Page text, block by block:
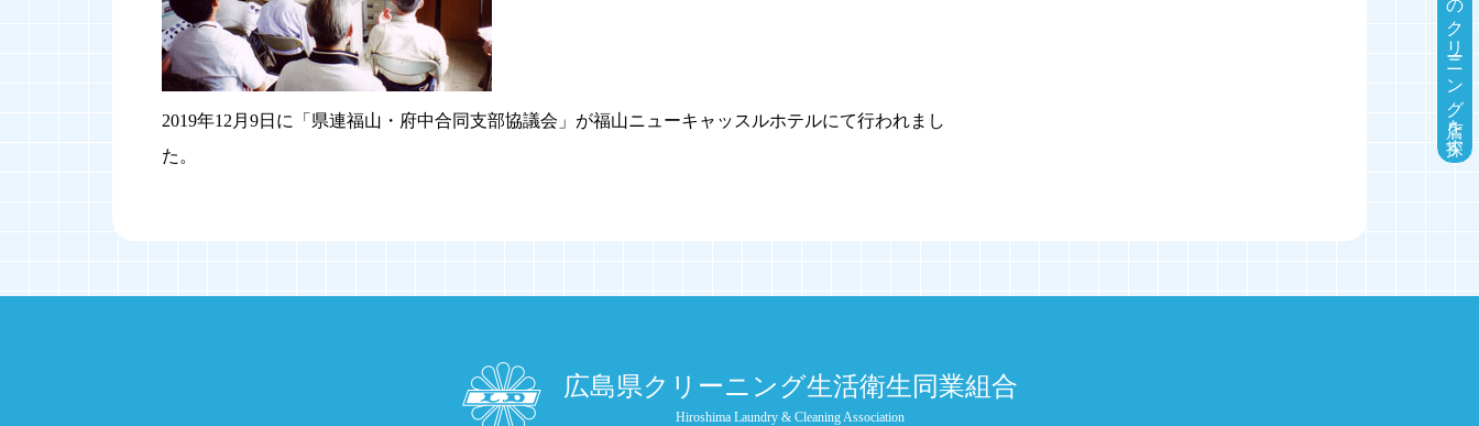
2019年12月9日に「県連福山・府中合同支部協議会」が福山ニューキャッスルホテルにて行われまし
た。
広島県クリーニング生活衛生同業組合
Hiroshima Laundry & Cleaning Association
近くのクリーニング店を探す